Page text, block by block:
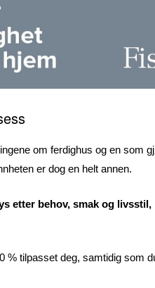
om ferdighus og en som
er dog en helt annen.
etter behov, smak og
% tilpasset deg, samtidig som